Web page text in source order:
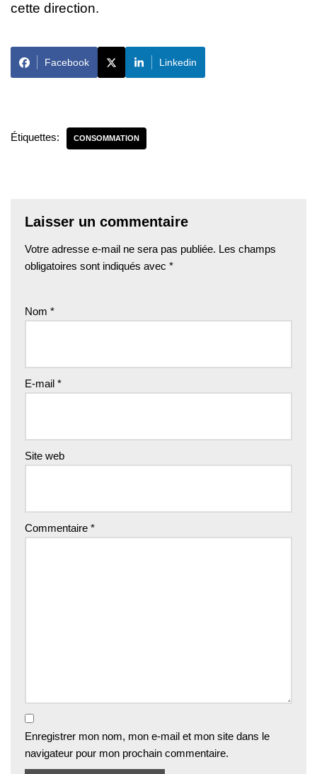
cette direction.
Facebook Linkedin
Étiquettes: CONSOMMATION
Laisser un commentaire
Votre adresse e-mail ne sera pas publiée. Les champs
obligatoires sont indiqués avec *
Nom *
E-mail *
Site web
Commentaire *
Enregistrer mon nom, mon e-mail et mon site dans le
navigateur pour mon prochain commentaire.